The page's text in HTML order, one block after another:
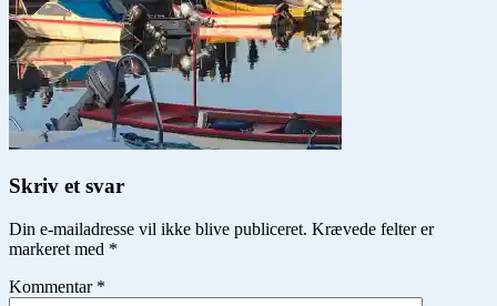
Skriv et svar
Din e-mailadresse vil ikke blive publiceret. Krævede felter er
markeret med *
Kommentar *